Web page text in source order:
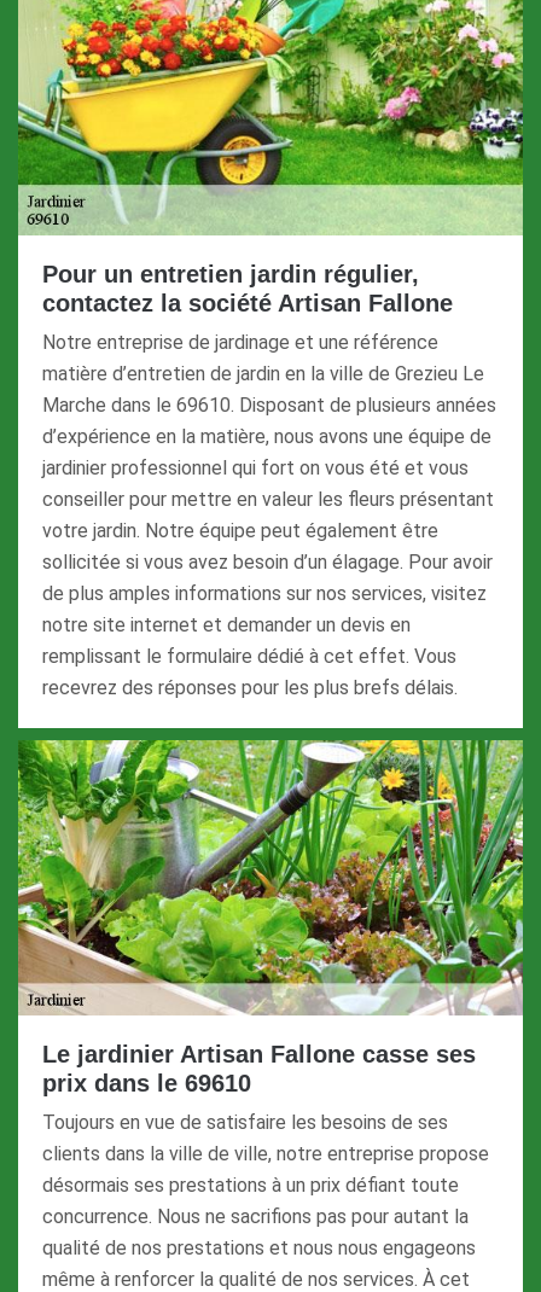
Pour un entretien jardin régulier,
contactez la société Artisan Fallone
Notre entreprise de jardinage et une référence
matière d’entretien de jardin en la ville de Grezieu Le
Marche dans le 69610. Disposant de plusieurs années
d’expérience en la matière, nous avons une équipe de
jardinier professionnel qui fort on vous été et vous
conseiller pour mettre en valeur les fleurs présentant
votre jardin. Notre équipe peut également être
sollicitée si vous avez besoin d’un élagage. Pour avoir
de plus amples informations sur nos services, visitez
notre site internet et demander un devis en
remplissant le formulaire dédié à cet effet. Vous
recevrez des réponses pour les plus brefs délais.
Le jardinier Artisan Fallone casse ses
prix dans le 69610
Toujours en vue de satisfaire les besoins de ses
clients dans la ville de ville, notre entreprise propose
désormais ses prestations à un prix défiant toute
concurrence. Nous ne sacrifions pas pour autant la
qualité de nos prestations et nous nous engageons
même à renforcer la qualité de nos services. À cet